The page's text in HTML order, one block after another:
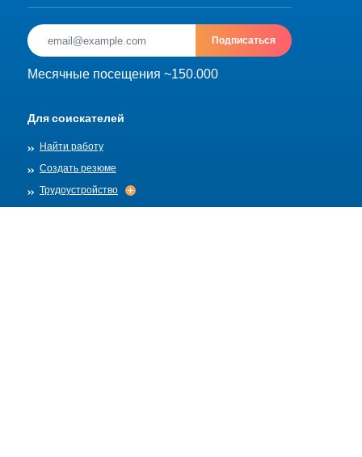
Подписаться
Месячные посещения ~150.000
Для соискателей
Найти работу
Создать резюме
Трудоустройство
Трудоустройство